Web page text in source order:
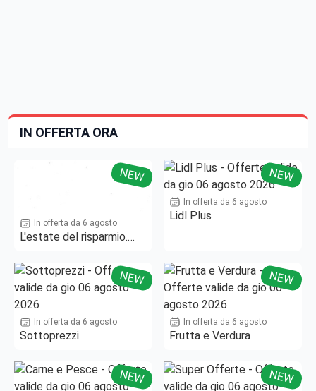
IN OFFERTA ORA
NEW
In offerta da 6 agosto
L'estate del risparmio.
NEW
In offerta da 6 agosto
Lidl Plus
NEW
In offerta da 6 agosto
Sottoprezzi
NEW
In offerta da 6 agosto
Frutta e Verdura
NEW NEW